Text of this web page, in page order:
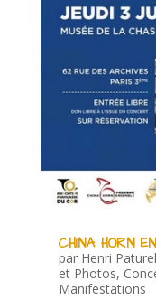
CHINA HORN
par Henri Paturel
et Photos,
Manifestations